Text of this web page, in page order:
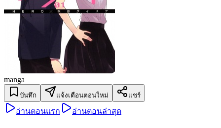
manga
บันทึก แจ้งเตือนตอนใหม่ แชร์
อ่านตอนแรก อ่านตอนล่าสุด